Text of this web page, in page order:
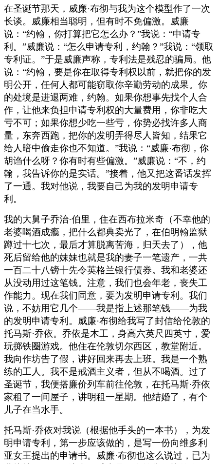
在圣诞节那天，威廉·布彻与我为这个模型作了一次
长谈。威廉相当聪明，但有时不免偏激。威廉
说：“约翰，你打算把它怎么办？”我说：“申请专
利。”威廉说：“怎么申请专利，约翰？”我说：“领取
专利证。”于是威廉声称，专利法是残忍的骗局。他
说：“约翰，要是你在取得专利权以前，就把你的发
明公开，任何人都可能窃取你辛勤劳动的成果。你
的处境是进退两难，约翰。如果你想事先找个人合
作，让他来负担申请专利权的大量费用，你非吃大
亏不可；如果你想少吃一些亏，你势必找许多人商
量，东奔西跑，把你的发明弄得尽人皆知，结果它
给人暗中偷走你也不知道。”我说：“威廉·布彻，你
胡诌什么呀？你有时有些偏激。”威廉说：“不，约
翰，我告诉你的是实话。”接着，他又把这番话发挥
了一通。我对他说，我要自己为我的发明申请专
利。
我的大舅子乔治·伯里，住在西布拉米奇（不幸他的
老婆喝酒成瘾，把什么都典卖光了，在伯明翰监狱
蹲过十七次，最后才算脱离苦海，归天去了），他
死后留给他的妹妹也就是我的妻子一笔遗产，一共
一百二十八镑十先令英格兰银行债券。我和老婆还
从没动用过这笔钱。注意，我们也会年老，丧失工
作能力。现在我们同意，要为发明申请专利。我们
说，不妨用它几个——我是指上述那笔钱——为我
的发明申请专利。威廉·布彻给我写了封信给伦敦的
托马斯·乔依。乔依是木工，身高六英尺四英寸，爱
玩掷铁圈游戏。他住在伦敦切尔西区，教堂附近。
我向作坊告了假，讲好回来再去上班。我是一个熟
练的工人。我不是戒酒主义者，但从不喝酒。过了
圣诞节，我便搭廉价列车前往伦敦，在托马斯·乔依
家租了一间屋子，讲明租一星期。他结婚了，有个
儿子在当水手。
托马斯·乔依对我说（根据他手头的一本书），为发
明申请专利，第一步应该做的，是写一份向维多利
亚女王提出的申请书。威廉·布彻也这么说过，已为